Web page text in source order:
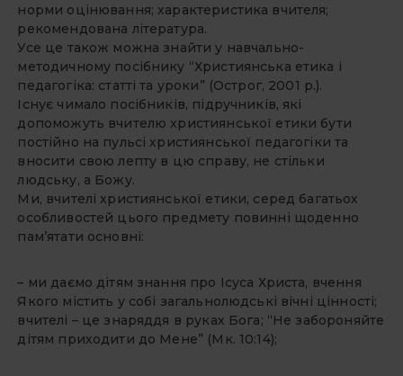
норми оцінювання; характеристика вчителя;
рекомендована література.
Усе це також можна знайти у навчально-
методичному посібнику “Християнська етика і
педагогіка: статті та уроки” (Острог, 2001 р.).
Існує чимало посібників, підручників, які
допоможуть вчителю християнської етики бути
постійно на пульсі християнської педагогіки та
вносити свою лепту в цю справу, не стільки
людську, а Божу.
Ми, вчителі християнської етики, серед багатьох
особливостей цього предмету повинні щоденно
пам’ятати основні:
– ми даємо дітям знання про Ісуса Христа, вчення
Якого містить у собі загальнолюдські вічні цінності;
вчителі – це знаряддя в руках Бога; “Не забороняйте
дітям приходити до Мене” (Мк. 10:14);